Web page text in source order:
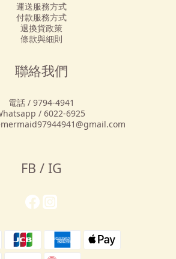
運送服務方式
付款服務方式
退換貨政策
條款與細則
聯絡我們
電話 / 9794-4941
/ 6022-6925
FB / IG